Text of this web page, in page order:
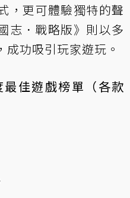
，更可體驗獨特的聲
志．戰略版》則以多
功吸引玩家遊玩。
佳遊戲榜單（各款